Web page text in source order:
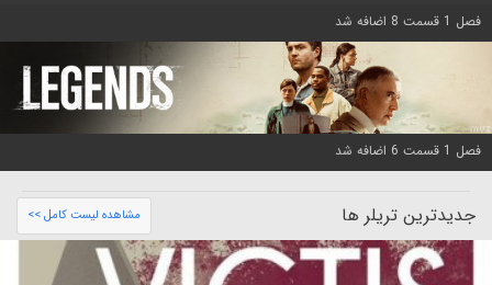
فصل 1 قسمت 8 اضافه شد
فصل 1 قسمت 6 اضافه شد
جدیدترین تریلر ها مشاهده لیست کامل >>